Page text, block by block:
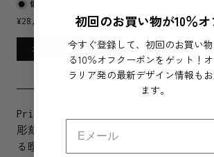
低在庫
¥28,600
カートに追加する
Prise Bronze Bottle Openerは、ミッ
彫刻と身近な工業用工具の要素を融合
る曖昧さを具現化しています。
初回のお買い物が10％オ
今すぐ登録して、初回のお買い物
る10％オフクーポンをゲット！
ラリア発の最新デザイン情報も
ます。